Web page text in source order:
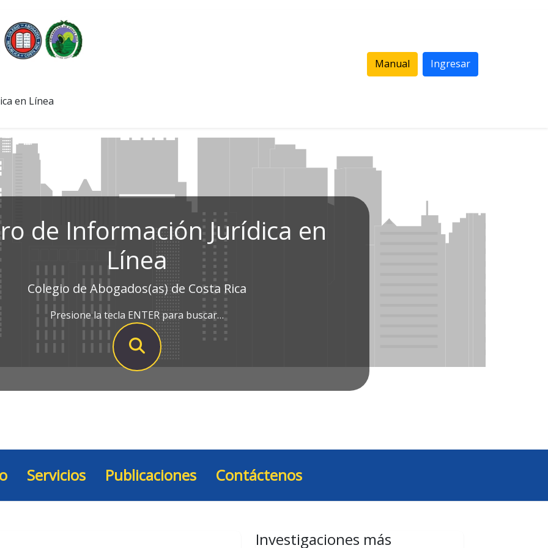
en Línea
Manual Ingresar
de Información Jurídica en
Línea
Colegio de Abogados(as) de Costa Rica
Presione la tecla ENTER para buscar…
Servicios Publicaciones Contáctenos
Investigaciones más